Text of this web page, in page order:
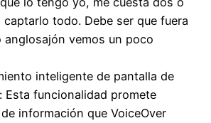
todo. Debe ser que fuera
anglosajón vemos un poco
inteligente de pantalla de
Esta funcionalidad promete
información que VoiceOver